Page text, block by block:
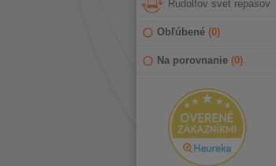
Rudolfov svet repasov
Obľúbené (0)
Na porovnanie (0)